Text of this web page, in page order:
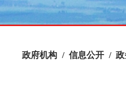
政府机构 / 信息公开 /